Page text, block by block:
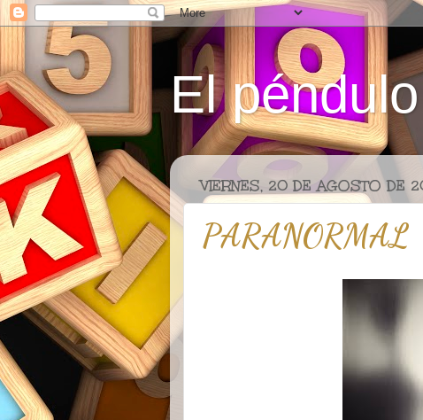
El
VIERNES, 20 DE AGOSTO DE
PARANORMAL